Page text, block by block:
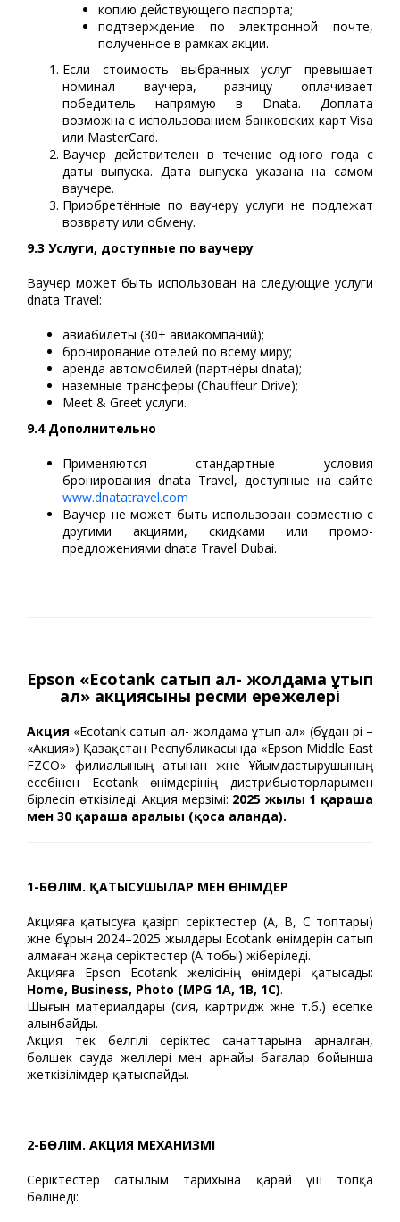
копию действующего паспорта;
подтверждение по электронной почте,
полученное в рамках акции.
Если стоимость выбранных услуг превышает
номинал ваучера, разницу оплачивает
победитель напрямую в Dnata. Доплата
возможна с использованием банковских карт Visa
или MasterCard.
Ваучер действителен в течение одного года с
даты выпуска. Дата выпуска указана на самом
ваучере.
Приобретённые по ваучеру услуги не подлежат
возврату или обмену.
9.3 Услуги, доступные по ваучеру
Ваучер может быть использован на следующие услуги
dnata Travel:
авиабилеты (30+ авиакомпаний);
бронирование отелей по всему миру;
аренда автомобилей (партнёры dnata);
наземные трансферы (Chauffeur Drive);
Meet & Greet услуги.
9.4 Дополнительно
Применяются стандартные условия
бронирования dnata Travel, доступные на сайте
www.dnatatravel.com
Ваучер не может быть использован совместно с
другими акциями, скидками или промо-
предложениями dnata Travel Dubai.
Epson «Ecotank сатып ал- жолдама ұтып
ал» акциясының ресми ережелері
Акция «Ecotank сатып ал- жолдама ұтып ал» (бұдан әрі –
«Акция») Қазақстан Республикасында «Epson Middle East
FZCO» филиалының атынан және Ұйымдастырушының
есебінен Ecotank өнімдерінің дистрибьюторларымен
бірлесіп өткізіледі. Акция мерзімі: 2025 жылғы 1 қараша
мен 30 қараша аралығы (қоса алғанда).
1-БӨЛІМ. ҚАТЫСУШЫЛАР МЕН ӨНІМДЕР
Акцияға қатысуға қазіргі серіктестер (A, B, C топтары)
және бұрын 2024–2025 жылдары Ecotank өнімдерін сатып
алмаған жаңа серіктестер (A тобы) жіберіледі.
Акцияға Epson Ecotank желісінің өнімдері қатысады:
Home, Business, Photo (MPG 1A, 1B, 1C).
Шығын материалдары (сия, картридж және т.б.) есепке
алынбайды.
Акция тек белгілі серіктес санаттарына арналған,
бөлшек сауда желілері мен арнайы бағалар бойынша
жеткізілімдер қатыспайды.
2-БӨЛІМ. АКЦИЯ МЕХАНИЗМІ
Серіктестер сатылым тарихына қарай үш топқа
бөлінеді: